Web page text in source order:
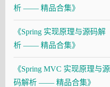
析 —— 精品合集》
《Spring 实现原理与源码解
析 —— 精品合集》
《Spring MVC 实现原理与源
码解析 —— 精品合集》